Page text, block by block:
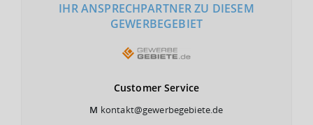
IHR ANSPRECHPARTNER ZU DIESEM
GEWERBEGEBIET
Customer Service
M kontakt@gewerbegebiete.de